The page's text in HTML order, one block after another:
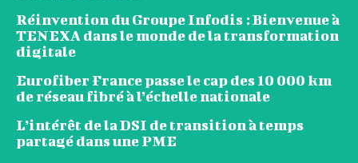
Réinvention du Groupe Infodis : Bienvenue à
TENEXA dans le monde de la transformation
digitale
Eurofiber France passe le cap des 10 000 km
de réseau fibré à l’échelle nationale
L’intérêt de la DSI de transition à temps
partagé dans une PME